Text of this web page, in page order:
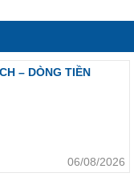
– DÒNG TIỀN
06/08/2026